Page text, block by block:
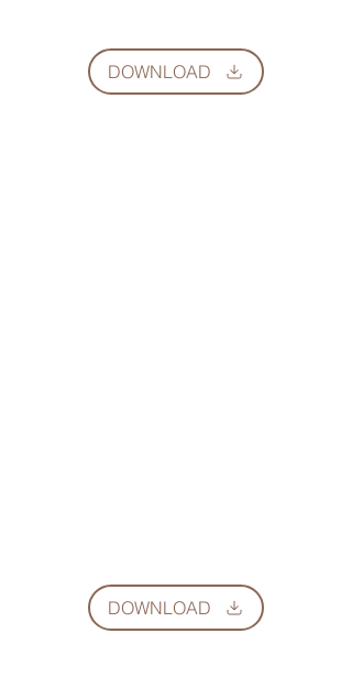
DOWNLOAD
DOWNLOAD